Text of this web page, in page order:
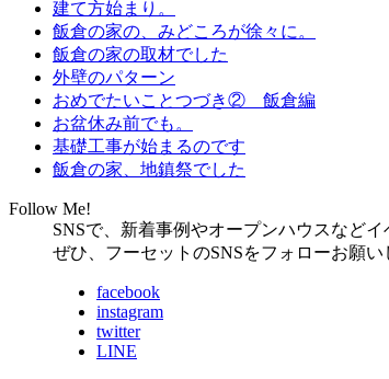
建て方始まり。
飯倉の家の、みどころが徐々に。
飯倉の家の取材でした
外壁のパターン
おめでたいことつづき② 飯倉編
お盆休み前でも。
基礎工事が始まるのです
飯倉の家、地鎮祭でした
Follow Me!
SNSで、新着事例やオープンハウスなど
ぜひ、フーセットのSNSをフォローお願い
facebook
instagram
twitter
LINE